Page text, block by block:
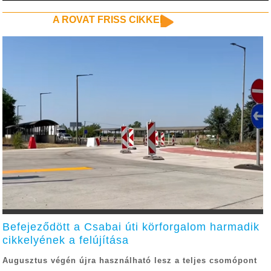
A ROVAT FRISS CIKKEI
Befejeződött a Csabai úti körforgalom harmadik
cikkelyének a felújítása
Augusztus végén újra használható lesz a teljes csomópont